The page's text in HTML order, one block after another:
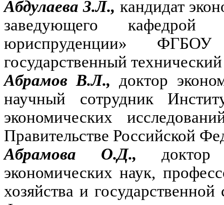
Абдулаева З.Л., кандидат
заведующего
юриспруденции»
государственный
Абрамов В.Л.,доктор
научный сотрудник
экономических
Правительстве Российской
Абрамова О.Д.,
экономических наук,
хозяйства и